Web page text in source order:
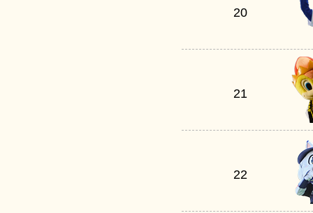
20
21
22